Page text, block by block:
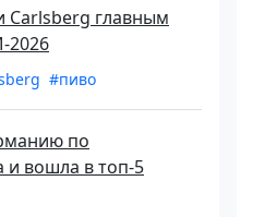
Carlsberg главным
2026
#пиво
по
и вошла в топ-5